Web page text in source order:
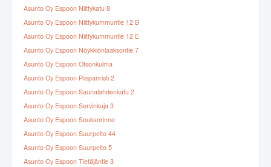
Asunto Oy Espoon Niittykatu 8
Asunto Oy Espoon Niittykummuntie 12 B
Asunto Oy Espoon Niittykummuntie 12 E
Asunto Oy Espoon Nöykkiönlaaksontie 7
Asunto Oy Espoon Otsonkulma
Asunto Oy Espoon Piispanristi 2
Asunto Oy Espoon Saunalahdenkatu 2
Asunto Oy Espoon Servinkuja 3
Asunto Oy Espoon Soukanrinne
Asunto Oy Espoon Suurpelto 44
Asunto Oy Espoon Suurpelto 5
Asunto Oy Espoon Tietäjäntie 3